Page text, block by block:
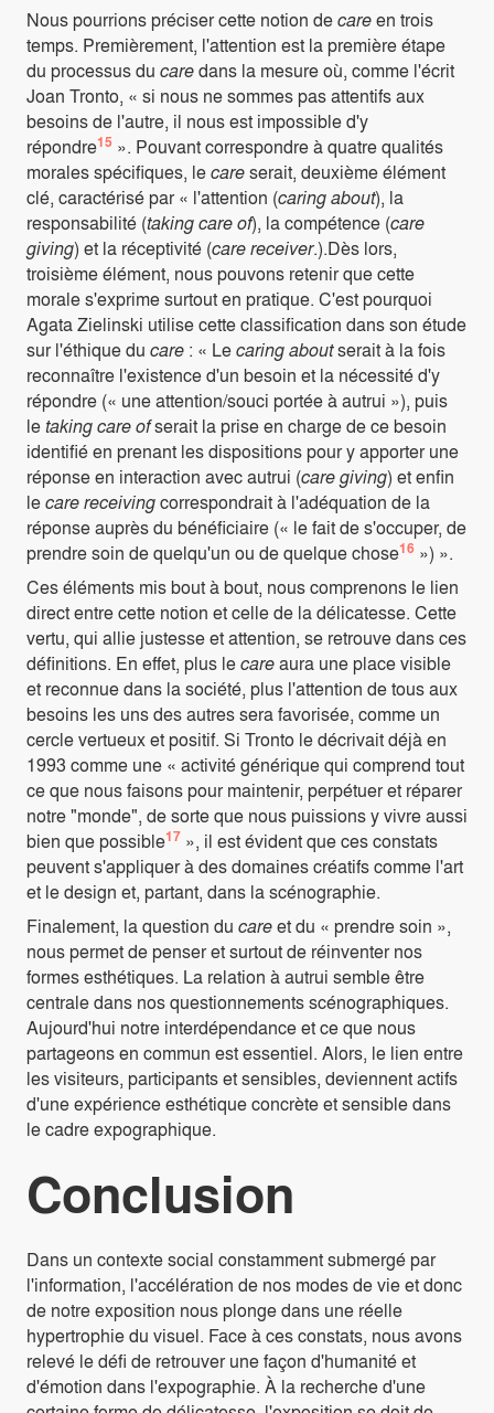
Nous pourrions préciser cette notion decareen trois
temps. Premièrement, l'attention est la première étape
du processus du caredans la mesure où, comme l'écrit
Joan Tronto, « si nous ne sommes pas attentifs aux
besoins de l'autre, il nous est impossible d'y
répondre15 ». Pouvant correspondre à quatre qualités
morales spécifiques, lecareserait, deuxième élément
clé, caractérisé par « l'attention (caring about), la
responsabilité (taking care of), la compétence (care
giving) et la réceptivité (care receiver.).Dès lors,
troisième élément, nous pouvons retenir que cette
morale s'exprime surtout en pratique. C'est pourquoi
Agata Zielinski utilise cette classification dans son étude
sur l'éthique du care : « Lecaring aboutserait à la fois
reconnaître l'existence d'un besoin et la nécessité d'y
répondre (« une attention/souci portée à autrui »), puis
letaking care ofserait la prise en charge de ce besoin
identifié en prenant les dispositions pour y apporter une
réponse en interaction avec autrui (care giving) et enfin
lecare receivingcorrespondrait à l'adéquation de la
réponse auprès du bénéficiaire (« le fait de s'occuper, de
prendre soin de quelqu'un ou de quelque chose16 ») ».
Ces éléments mis bout à bout, nous comprenons le lien
direct entre cette notion et celle de la délicatesse. Cette
vertu, qui allie justesse et attention, se retrouve dans ces
définitions. En effet, plus lecareaura une place visible
et reconnue dans la société, plus l'attention de tous aux
besoins les uns des autres sera favorisée, comme un
cercle vertueux et positif. Si Tronto le décrivait déjà en
1993 comme une « activité générique qui comprend tout
ce que nous faisons pour maintenir, perpétuer et réparer
notre "monde", de sorte que nous puissions y vivre aussi
bien que possible17 », il est évident que ces constats
peuvent s'appliquer à des domaines créatifs comme l'art
et le design et, partant, dans la scénographie.
Finalement, la question du careet du « prendre soin »,
nous permet de penser et surtout de réinventer nos
formes esthétiques. La relation à autrui semble être
centrale dans nos questionnements scénographiques.
Aujourd'hui notre interdépendance et ce que nous
partageons en commun est essentiel. Alors, le lien entre
les visiteurs, participants et sensibles, deviennent actifs
d'une expérience esthétique concrète et sensible dans
le cadre expographique.
Conclusion
Dans un contexte social constamment submergé par
l'information, l'accélération de nos modes de vie et donc
de notre exposition nous plonge dans une réelle
hypertrophie du visuel. Face à ces constats, nous avons
relevé le défi de retrouver une façon d'humanité et
d'émotion dans l'expographie. À la recherche d'une